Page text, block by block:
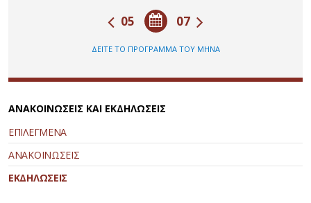
07
05
ΔΕΙΤΕ ΤΟ ΠΡΟΓΡΑΜΜΑ ΤΟΥ ΜΗΝΑ
ΑΝΑΚΟΙΝΩΣΕΙΣ ΚΑΙ ΕΚΔΗΛΩΣΕΙΣ
ΕΠΙΛΕΓΜΕΝΑ
ΑΝΑΚΟΙΝΩΣΕΙΣ
ΕΚΔΗΛΩΣΕΙΣ